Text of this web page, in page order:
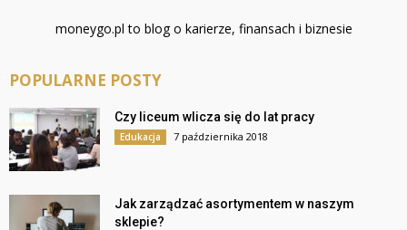
moneygo.pl to blog o karierze, finansach i biznesie
POPULARNE POSTY
Czy liceum wlicza się do lat pracy
Edukacja 7 października 2018
Jak zarządzać asortymentem w naszym
sklepie?